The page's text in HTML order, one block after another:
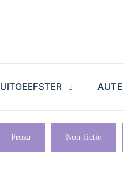
UITGEEFSTER
Proza Non-fictie